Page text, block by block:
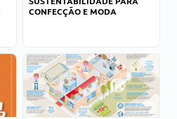
CONFECÇÃO E MODA